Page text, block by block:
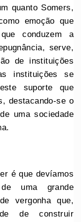
quanto Somers,
emoção que
conduzem a
serve,
de instituições
instituições se
suporte que
destacando-se o
uma sociedade
é que devíamos
uma grande
vergonha que,
de construir